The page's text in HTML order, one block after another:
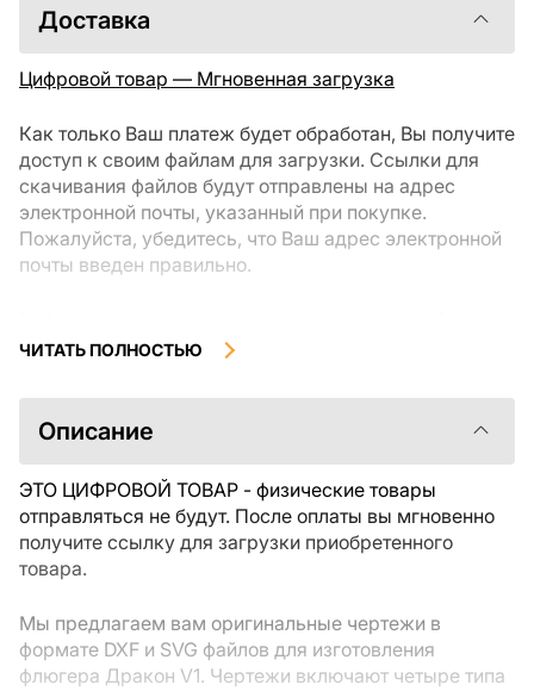
Доставка
Цифровой товар — Мгновенная загрузка
Как только Ваш платеж будет обработан, Вы получите
доступ к своим файлам для загрузки. Ссылки для
скачивания файлов будут отправлены на адрес
электронной почты, указанный при покупке.
Пожалуйста, убедитесь, что Ваш адрес электронной
почты введен правильно.
загрузки, не подлежат возврату или обмену после их
ознакомиться с описанием товара и задать все
интересующие Вас вопросы перед покупкой. Если у
свяжитесь с продавцом напрямую.
ЧИТАТЬ ПОЛНОСТЬЮ
Описание
ЭТО ЦИФРОВОЙ ТОВАР - физические товары
отправляться не будут. После оплаты вы мгновенно
получите ссылку для загрузки приобретенного
товара.
Мы предлагаем вам оригинальные чертежи в
формате DXF и SVG файлов для изготовления
флюгера Дракон V1. Чертежи включают четыре типа